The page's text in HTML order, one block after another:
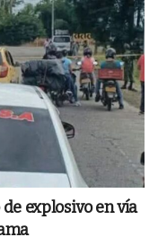
explosivo en vía